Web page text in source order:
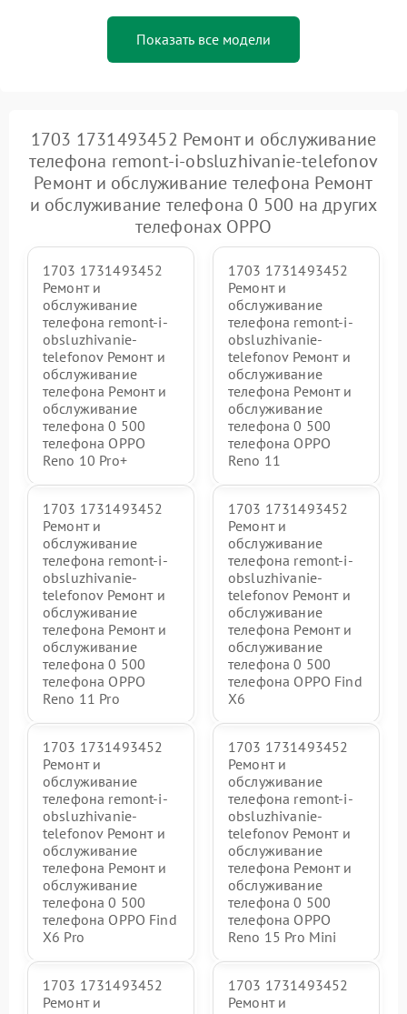
Показать все модели
1703 1731493452 Ремонт и обслуживание
телефона remont-i-obsluzhivanie-telefonov
Ремонт и обслуживание телефона Ремонт
и обслуживание телефона 0 500 на других
телефонах OPPO
1703 1731493452
Ремонт и
обслуживание
телефона remont-i-
obsluzhivanie-
telefonov Ремонт и
обслуживание
телефона Ремонт и
обслуживание
телефона 0 500
телефона OPPO
Reno 10 Pro+
1703 1731493452
Ремонт и
обслуживание
телефона remont-i-
obsluzhivanie-
telefonov Ремонт и
обслуживание
телефона Ремонт и
обслуживание
телефона 0 500
телефона OPPO
Reno 11
1703 1731493452
Ремонт и
обслуживание
телефона remont-i-
obsluzhivanie-
telefonov Ремонт и
обслуживание
телефона Ремонт и
обслуживание
телефона 0 500
телефона OPPO
Reno 11 Pro
1703 1731493452
Ремонт и
обслуживание
телефона remont-i-
obsluzhivanie-
telefonov Ремонт и
обслуживание
телефона Ремонт и
обслуживание
телефона 0 500
телефона OPPO Find
X6
1703 1731493452
Ремонт и
обслуживание
телефона remont-i-
obsluzhivanie-
telefonov Ремонт и
обслуживание
телефона Ремонт и
обслуживание
телефона 0 500
телефона OPPO Find
X6 Pro
1703 1731493452
Ремонт и
обслуживание
телефона remont-i-
obsluzhivanie-
telefonov Ремонт и
обслуживание
телефона Ремонт и
обслуживание
телефона 0 500
телефона OPPO
Reno 15 Pro Mini
1703 1731493452
Ремонт и
1703 1731493452
Ремонт и